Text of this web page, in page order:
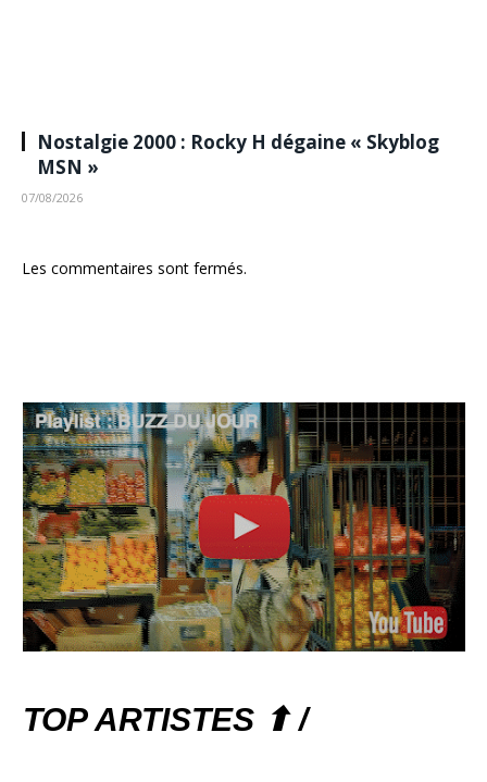
Nostalgie 2000 : Rocky H dégaine « Skyblog
MSN »
07/08/2026
Les commentaires sont fermés.
TOP ARTISTES ⬆ /